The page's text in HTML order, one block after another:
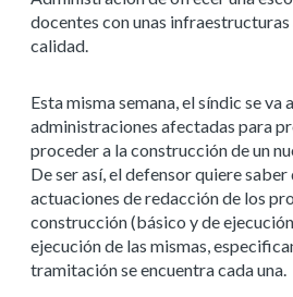
docentes con unas infraestructuras
calidad.
Esta misma semana, el síndic se va
administraciones afectadas para
proceder a la construcción de un
De ser así, el defensor quiere saber
actuaciones de redacción de los
construcción (básico y de
ejecución de las mismas,
tramitación se encuentra cada una.